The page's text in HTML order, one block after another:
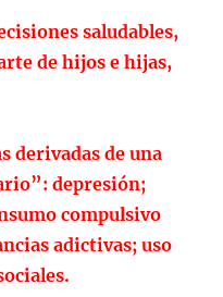
saludables,
de hijos e hijas,
derivadas de una
depresión;
compulsivo
adictivas; uso